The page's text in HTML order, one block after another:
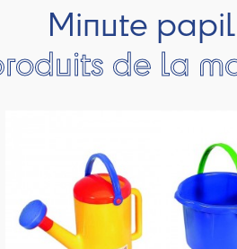
Minute
de la